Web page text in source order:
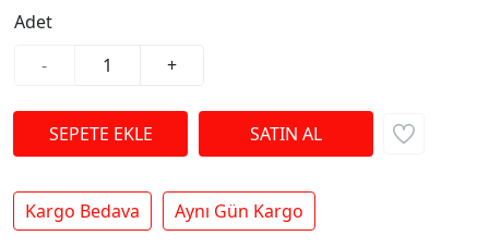
Adet
-
+
Kargo Bedava Aynı Gün Kargo